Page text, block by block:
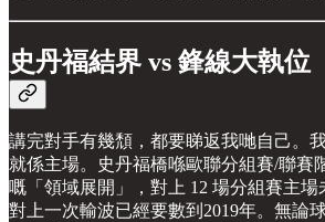
史丹福結界 vs 鋒線大執位
講完對手有幾頹，都要睇返我哋自己。
就係主場。史丹福橋喺歐聯分組賽/聯賽
嘅「領域展開」，對上 12 場分組賽主場
對上一次輸波已經要數到2019年。無論